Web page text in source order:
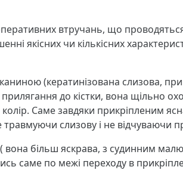
втручань, що
якісних чи кількісних
(кератинізована слизова,
до кістки, вона щільно
Саме завдяки прикріпленим
травмуючи слизову і не відчуваючи
вона більш яскрава, з судинним
саме по межі переходу в